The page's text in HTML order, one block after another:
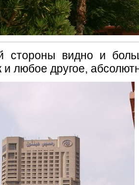
стороны видно и
и любое другое,